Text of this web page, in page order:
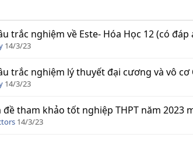
trắc nghiệm về Este- Hóa Học 12 (có đáp
14/3/23
trắc nghiệm lý thuyết đại cương và vô
14/3/23
tham khảo tốt nghiệp THPT năm 2023
14/3/23